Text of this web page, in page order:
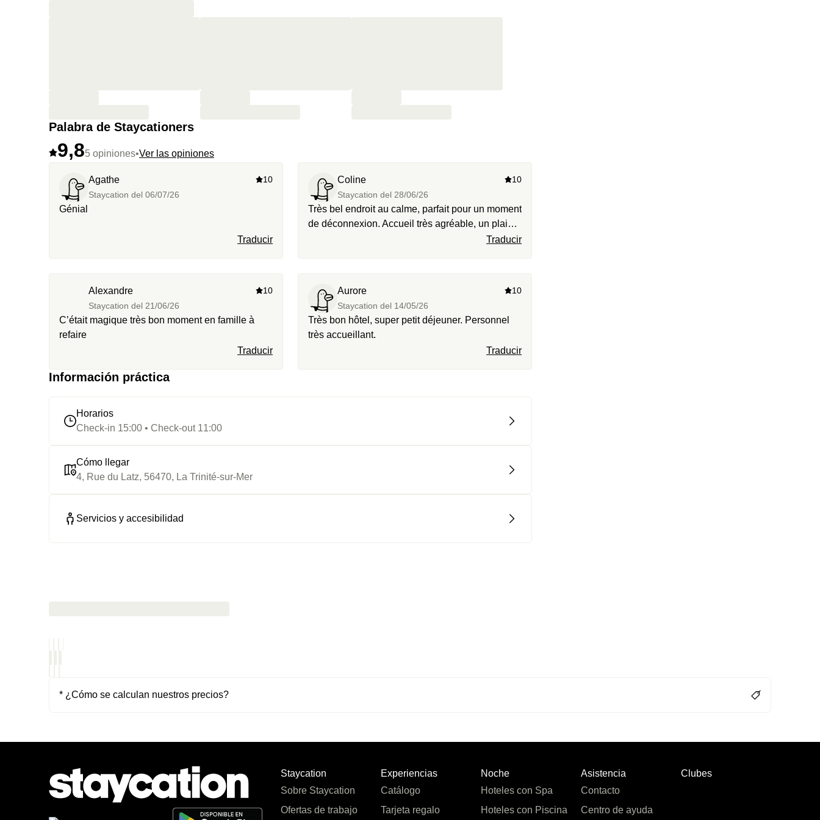
Palabra de Staycationers
9,85 opiniones•Ver las opiniones
Agathe
Staycation del 06/07/26
10
Génial
Traducir
Coline
Staycation del 28/06/26
10
Très bel endroit au calme, parfait pour un moment
de déconnexion. Accueil très agréable, un plaisir
Traducir
Alexandre
Staycation del 21/06/26
10
C’était magique très bon moment en famille à
refaire
Traducir
Aurore
Staycation del 14/05/26
10
Très bon hôtel, super petit déjeuner. Personnel
très accueillant.
Traducir
Información práctica
Horarios
Check-in 15:00 • Check-out 11:00
Cómo llegar
4, Rue du Latz, 56470, La Trinité-sur-Mer
Servicios y accesibilidad
* ¿Cómo se calculan nuestros precios?
Staycation
Sobre Staycation
Ofertas de trabajo
Experiencias
Catálogo
Tarjeta regalo
Noche
Hoteles con Spa
Hoteles con Piscina
Asistencia
Contacto
Centro de ayuda
Clubes